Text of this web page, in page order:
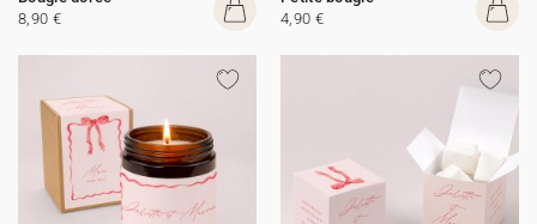
8,90 €
4,90 €